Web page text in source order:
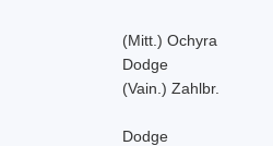
(Mitt.) Ochyra
Dodge
(Vain.) Zahlbr.
Dodge